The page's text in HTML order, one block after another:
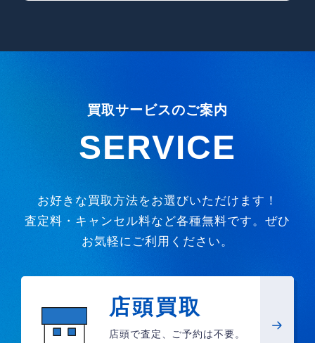
買取サービスのご案内
SERVICE
お好きな買取方法をお選びいただけます！
査定料・キャンセル料など各種無料です。ぜひ
お気軽にご利用ください。
店頭買取
店頭で査定、ご予約は不要。